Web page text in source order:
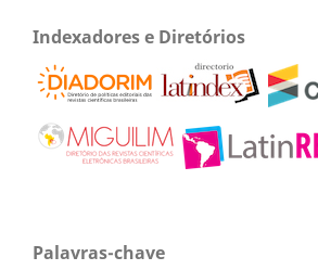
Indexadores e Diretórios
Palavras-chave